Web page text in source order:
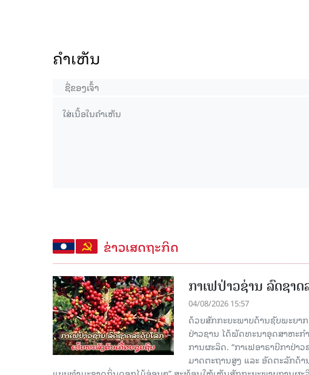
ຄໍາເຫັນ
ຂ່າວເສດຖະກິດ
ກາເຟປ່າວຊ່ານ ລົດຊາ
04/08/2026 15:57
ດ້ວຍສັກກະຍະພາບດ້ານຊັບພະຍາ
ປ່າວຊານ ໄດ້ພັດທະນາອຸດສາຫະກ
ການຜະລິດ. “ກາເຟອາຣາບີກາປ່
ມາດຕະຖານສູງ ແລະ ອັດຕະລັກດ້